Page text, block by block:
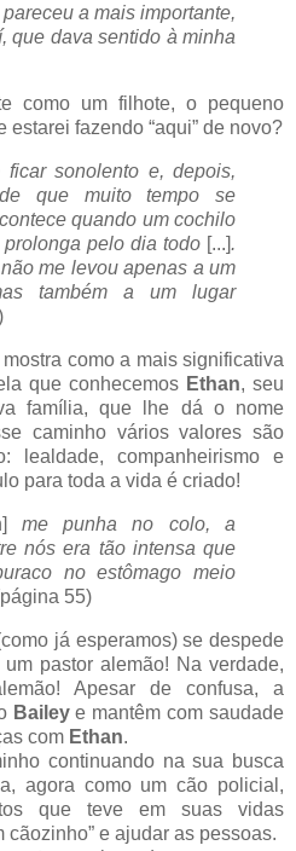
pareceu a mais importante,
que dava sentido à minha
como um filhote, o pequeno
estarei fazendo “aqui” de novo?
ficar sonolento e, depois,
que muito tempo se
quando um cochilo
pelo dia todo [...].
me levou apenas a um
também a um lugar
como a mais significativa
que conhecemos Ethan, seu
família, que lhe dá o nome
caminho vários valores são
lealdade, companheirismo e
para toda a vida é criado!
me punha no colo, a
nós era tão intensa que
no estômago meio
55)
já esperamos) se despede
pastor alemão! Na verdade,
Apesar de confusa, a
Baileye mantêm com saudade
com Ethan.
continuando na sua busca
agora como um cão policial,
que teve em suas vidas
cãozinho” e ajudar as pessoas.